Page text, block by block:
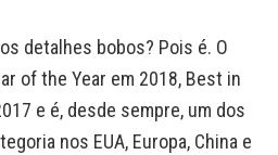
detalhes bobos? Pois é. O
of the Year em 2018, Best in
e é, desde sempre, um dos
nos EUA, Europa, China e